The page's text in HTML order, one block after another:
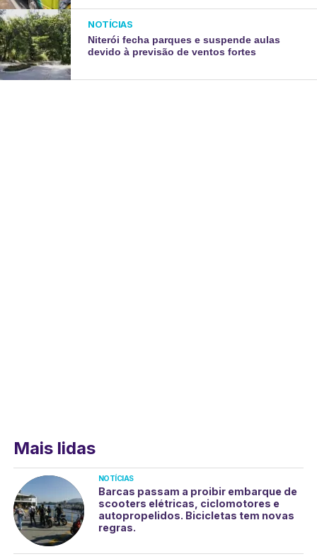
NOTÍCIAS
Niterói fecha parques e suspende aulas
devido à previsão de ventos fortes
Mais lidas
NOTÍCIAS
Barcas passam a proibir embarque de
scooters elétricas, ciclomotores e
autopropelidos. Bicicletas tem novas
regras.